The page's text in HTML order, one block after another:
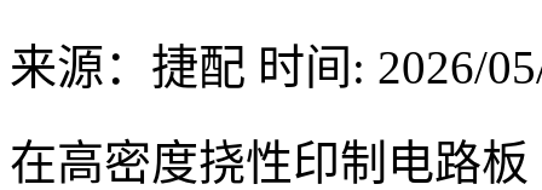
来源：捷配 时间: 2026/
在高密度挠性印制电路